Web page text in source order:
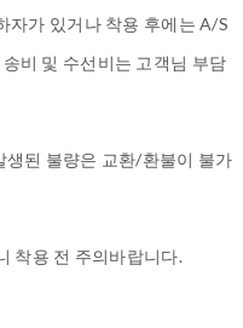
자가 있거나 착용 후에는 A/S
비 및 수선비는 고객님 부담
생된 불량은 교환/환불이 불가
착용 전 주의바랍니다.